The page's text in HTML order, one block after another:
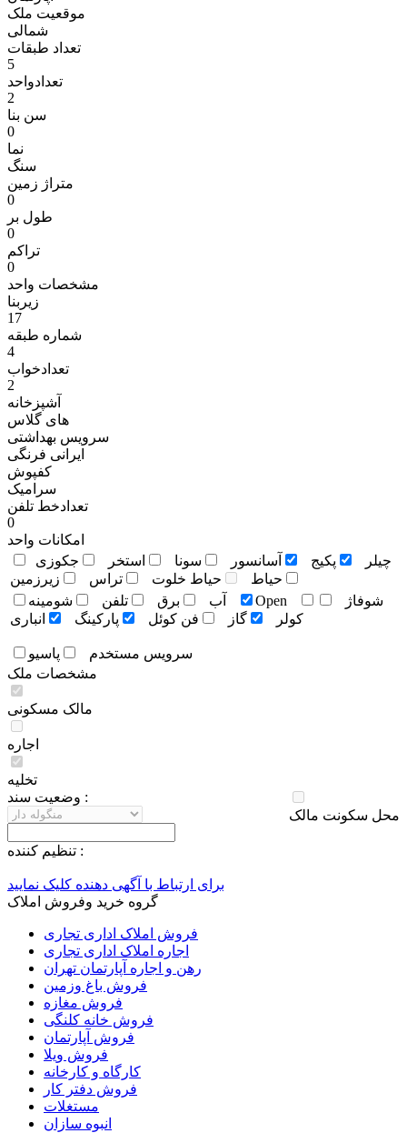
موقعیت ملک
شمالی
تعداد طبقات
5
تعدادواحد
2
سن بنا
0
نما
سنگ
متراژ زمين
0
طول بر
0
تراکم
0
مشخصات واحد
زیربنا
17
شماره طبقه
4
تعدادخواب
2
آشپزخانه
های گلاس
سرویس بهداشتی
ایرانی فرنگی
کفپوش
سرامیک
تعدادخط تلفن
0
امکانات واحد
چيلر
پکيج آسانسور سونا استخر
جکوزی
حياط
حياط خلوت تراس
زيرزمين
آب
برق تلفن شومينه Open
شوفاژ
کولر
گاز فن کوئل پارکينگ انباری
سرويس مستخدم
پاسيو
مشخصات ملک
مالک مسکونی
اجاره
تخلیه
محل سکونت مالک
وضعيت سند :
تنظيم کننده :
برای ارتباط با آگهی دهنده کلیک نمایید
گروه خرید وفروش املاک
فروش املاک اداری تجاری
اجاره املاک اداری تجاری
رهن و اجاره آپارتمان تهران
فروش باغ وزمین
فروش مغازه
فروش خانه کلنگی
فروش آپارتمان
فروش ویلا
کارگاه و کارخانه
فروش دفتر کار
مستغلات
انبوه سازان